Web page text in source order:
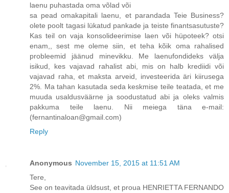
laenu puhastada oma võlad või
sa pead omakapitali laenu, et parandada Teie Business?
olete poolt tagasi lükatud pankade ja teiste finantsasutuste?
Kas teil on vaja konsolideerimise laen või hüpoteek? otsi
enam,, sest me oleme siin, et teha kõik oma rahalised
probleemid jäänud minevikku. Me laenufondideks välja
isikud, kes vajavad rahalist abi, mis on halb krediidi või
vajavad raha, et maksta arveid, investeerida äri kiirusega
2%. Ma tahan kasutada seda keskmise teile teatada, et me
muuda usaldusväärne ja soodustatud abi ja oleks valmis
pakkuma teile laenu. Nii meiega täna e-mail:
(fernantinaloan@gmail.com)
Reply
Anonymous November 15, 2015 at 11:51 AM
Tere,
See on teavitada üldsust, et proua HENRIETTA FERNANDO